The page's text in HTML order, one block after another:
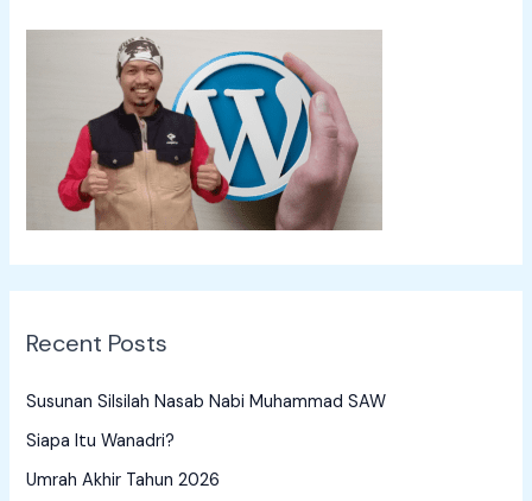
Recent Posts
Susunan Silsilah Nasab Nabi Muhammad SAW
Siapa Itu Wanadri?
Umrah Akhir Tahun 2026